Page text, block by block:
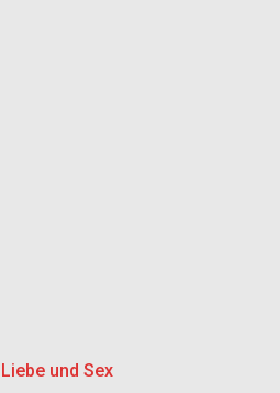
Liebe und Sex